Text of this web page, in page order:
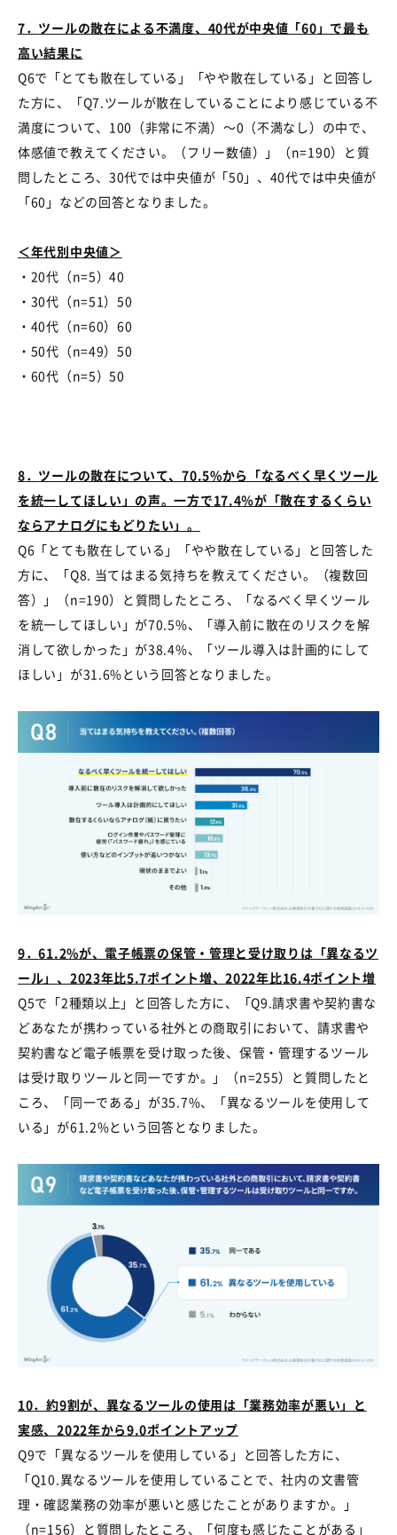
7． ツールの散在による不満度、 40代が中央値「60 」で最も
高い結果に
Q6で「とても散在している」「やや散在している」と回答し
た方に、「Q7.ツールが散在していることにより感じている不
満度について、 100 （非常に不満）～0 （不満なし）の中で、
体感値で教えてください。（フリー数値）」（n=190）と質
問したところ、 30代では中央値が「50 」、 40代では中央値が
「60 」などの回答となりました。
＜年代別中央値＞
・ 20代（n=5）40
・ 30代（n=51）50
・ 40代（n=60）60
・ 50代（n=49）50
・ 60代（n=5）50
8． ツールの散在について、70.5%から「なるべく早くツール
を統一してほしい」の声。一方で17.4％が「散在するくらい
ならアナログにもどりたい」。
Q6「とても散在している」「やや散在している」と回答した
方に、「Q8. 当てはまる気持ちを教えてください。（複数回
答）」（n=190）と質問したところ、「なるべく早くツール
を統一してほしい」が70.5%、「導入前に散在のリスクを解
消して欲しかった」が38.4%、「ツール導入は計画的にして
ほしい」が31.6%という回答となりました。
9．61.2%が、電子帳票の保管・管理と受け取りは「異なるツ
ール」、 2023年比5.7ポイント増、2022年比16.4ポイント増
Q5で「2種類以上」と回答した方に、「Q9.請求書や契約書な
どあなたが携わっている社外との商取引において、請求書や
契約書など電子帳票を受け取った後、保管・管理するツール
は受け取りツールと同一ですか。」（n=255）と質問したと
ころ、「同一である」が35.7%、「異なるツールを使用して
いる」が61.2%という回答となりました。
10．約9割が、異なるツールの使用は「業務効率が悪い」と
実感、2022年から9.0ポイントアップ
Q9で「異なるツールを使用している」と回答した方に、
「Q10.異なるツールを使用していることで、社内の文書管
理・確認業務の効率が悪いと感じたことがありますか。」
（n=156）と質問したところ、「何度も感じたことがある」